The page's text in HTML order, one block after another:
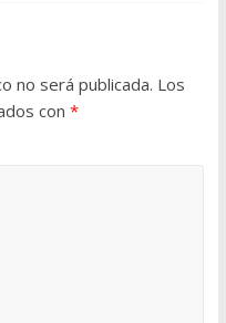
no será publicada. Los
con *